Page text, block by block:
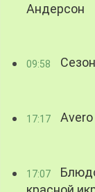
Андерсон
09:58
17:17
17:07